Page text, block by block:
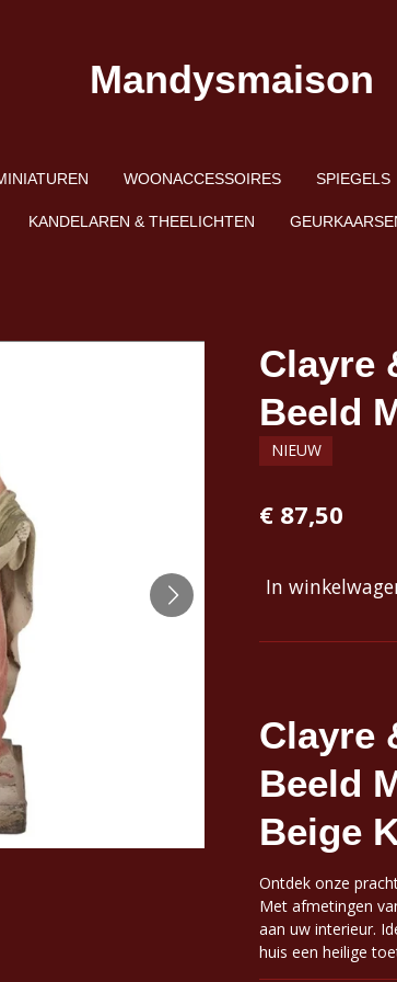
Mandysmaison
WOONACCESSOIRES SPIEGELS
KANDELAREN & THEELICHTEN
Clayre
Beeld
NIEUW
€ 87,50
In
Clayre
Beeld
Beige
Ontdek onze
Met afmetingen
aan uw interieur.
huis een heilige